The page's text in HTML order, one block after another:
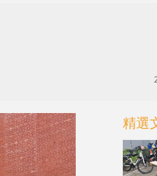
精選